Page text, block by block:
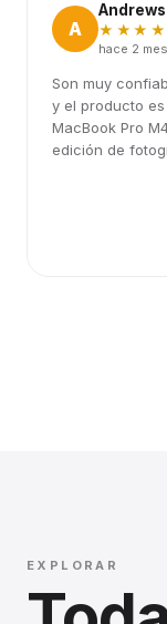
A
hace 2
Son muy
y el producto
MacBook Pro
edición de
EXPLORAR